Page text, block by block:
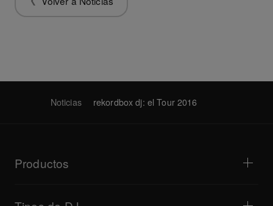
Noticias rekordbox dj: el Tour 2016
Productos
Mezcladores para DJ